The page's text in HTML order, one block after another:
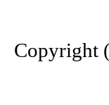
Copyright